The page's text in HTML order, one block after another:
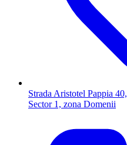
Strada Aristotel Pappia 40,
Sector 1, zona Domenii